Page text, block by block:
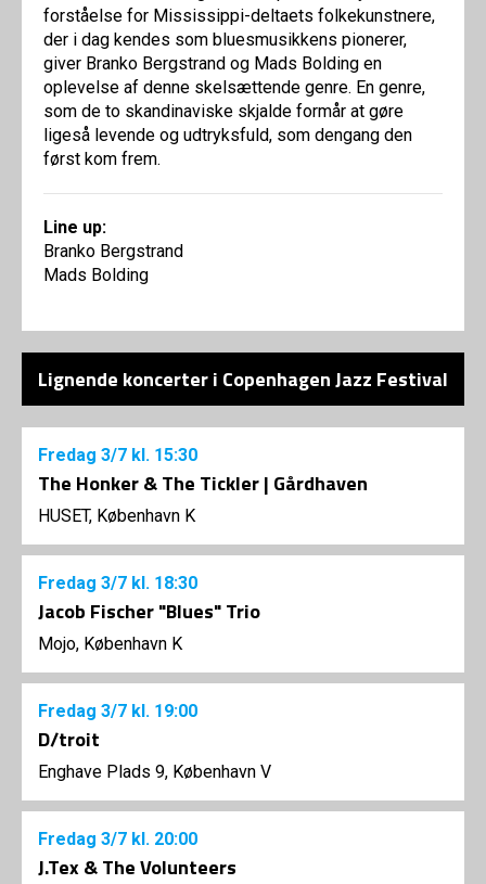
forståelse for Mississippi-deltaets folkekunstnere,
der i dag kendes som bluesmusikkens pionerer,
giver Branko Bergstrand og Mads Bolding en
oplevelse af denne skelsættende genre. En genre,
som de to skandinaviske skjalde formår at gøre
ligeså levende og udtryksfuld, som dengang den
først kom frem.
Line up:
Branko Bergstrand
Mads Bolding
Lignende koncerter i Copenhagen Jazz Festival
Fredag 3/7 kl. 15:30
The Honker & The Tickler | Gårdhaven
HUSET, København K
Fredag 3/7 kl. 18:30
Jacob Fischer "Blues" Trio
Mojo, København K
Fredag 3/7 kl. 19:00
D/troit
Enghave Plads 9, København V
Fredag 3/7 kl. 20:00
J.Tex & The Volunteers